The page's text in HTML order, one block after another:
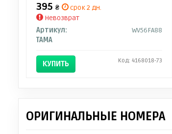
395 ₴
срок 2 дн.
Невозврат
Артикул:
WV56FA88
TAMA
КУПИТЬ Код: 4168018-73
ОРИГИНАЛЬНЫЕ НОМЕРА